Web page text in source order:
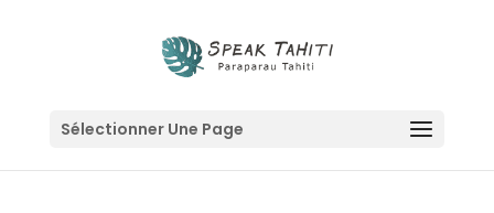
Sélectionner Une Page